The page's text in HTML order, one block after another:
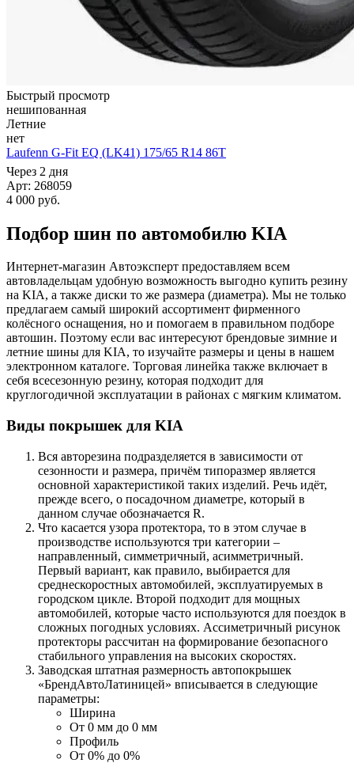
Быстрый просмотр
нешипованная
Летние
нет
Laufenn G-Fit EQ (LK41) 175/65 R14 86T
Через 2 дня
Арт: 268059
4 000 руб.
Подбор шин по автомобилю KIA
Интернет-магазин Автоэксперт предоставляем всем
автовладельцам удобную возможность выгодно купить резину
на KIA, а также диски то же размера (диаметра). Мы не только
предлагаем самый широкий ассортимент фирменного
колёсного оснащения, но и помогаем в правильном подборе
автошин. Поэтому если вас интересуют брендовые зимние и
летние шины для KIA, то изучайте размеры и цены в нашем
электронном каталоге. Торговая линейка также включает в
себя всесезонную резину, которая подходит для
круглогодичной эксплуатации в районах с мягким климатом.
Виды покрышек для KIA
Вся авторезина подразделяется в зависимости от
сезонности и размера, причём типоразмер является
основной характеристикой таких изделий. Речь идёт,
прежде всего, о посадочном диаметре, который в
данном случае обозначается R.
Что касается узора протектора, то в этом случае в
производстве используются три категории –
направленный, симметричный, асимметричный.
Первый вариант, как правило, выбирается для
среднескоростных автомобилей, эксплуатируемых в
городском цикле. Второй подходит для мощных
автомобилей, которые часто используются для поездок в
сложных погодных условиях. Ассиметричный рисунок
протекторы рассчитан на формирование безопасного
стабильного управления на высоких скоростях.
Заводская штатная размерность автопокрышек
«БрендАвтоЛатиницей» вписывается в следующие
параметры:
Ширина
От 0 мм до 0 мм
Профиль
От 0% до 0%